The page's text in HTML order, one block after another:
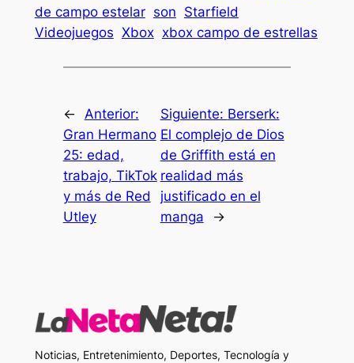
de campo estelar son Starfield
Videojuegos Xbox xbox campo de estrellas
← Anterior:
Gran Hermano
25: edad,
trabajo, TikTok
y más de Red
Utley
Siguiente: Berserk:
El complejo de Dios
de Griffith está en
realidad más
justificado en el
manga
→
Noticias, Entretenimiento, Deportes, Tecnología y